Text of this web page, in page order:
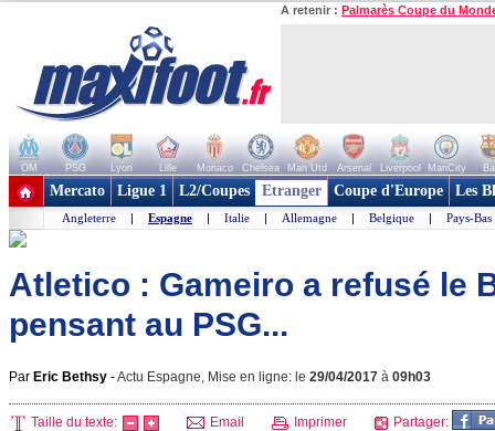
A retenir : Palmarès Coupe du
OM PSG Lyon Lille Monaco Chelsea Man Utd Arsenal Liverpool ManCity
+ de clubs
Mercato Ligue 1 L2/Coupes Etranger Coupe d'Europe Les
Angleterre | Espagne | Italie | Allemagne | Belgique | Pays-Bas
Atletico : Gameiro a refusé le
pensant au PSG...
Par Eric Bethsy -Actu Espagne, Mise en ligne: le 29/04/2017 à 09h03
Taille du texte: Email Imprimer Partager: